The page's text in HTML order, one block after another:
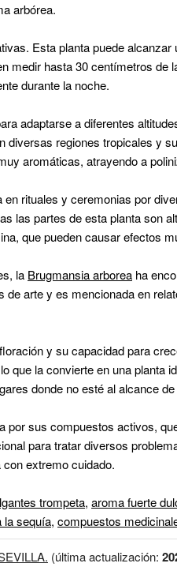
arbórea.
Esta planta puede
medir hasta 30 centímetros de
durante la noche.
adaptarse a diferentes
regiones tropicales y
aromáticas, atrayendo a
en rituales y ceremonias por
las partes de esta planta son
que pueden causar efectos
la Brugmansia arborea ha
arte y es mencionada en
y su capacidad para
la convierte en una planta
donde no esté al alcance
por sus compuestos activos,
para tratar diversos
extremo cuidado.
trompeta, aroma fuerte
la sequía, compuestos
(última actualización: